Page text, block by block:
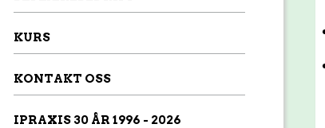
KURS
KONTAKT OSS
IPRAXIS 30 ÅR 1996 - 2026